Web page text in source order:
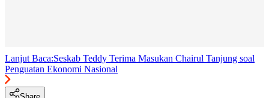
Lanjut Baca:Seskab Teddy Terima Masukan Chairul Tanjung soal
Penguatan Ekonomi Nasional